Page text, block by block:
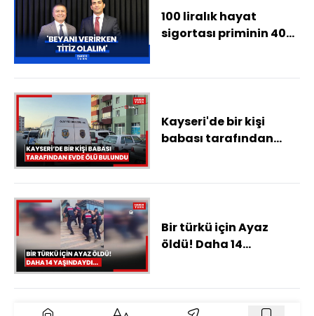
100 liralık hayat
sigortası priminin 40
Kayseri'de bir kişi
babası tarafından
Bir türkü için Ayaz
öldü! Daha 14